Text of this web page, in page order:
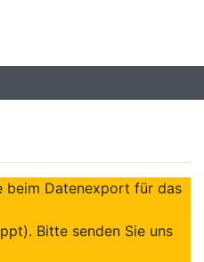
beim Datenexport für das
Bitte senden Sie uns